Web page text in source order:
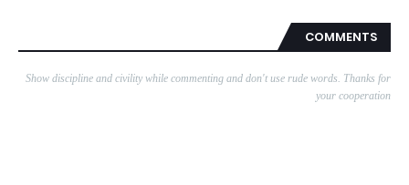
COMMENTS
Show discipline and civility while commenting and don't use rude words. Thanks for
your cooperation